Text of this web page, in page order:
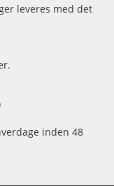
leveres med det
inden 48